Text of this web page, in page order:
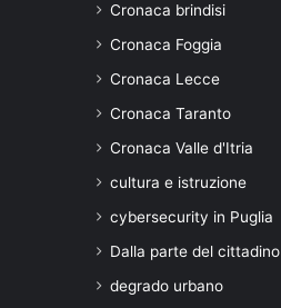
Cronaca brindisi
Cronaca Foggia
Cronaca Lecce
Cronaca Taranto
Cronaca Valle d'Itria
cultura e istruzione
cybersecurity in Puglia
Dalla parte del cittadino
degrado urbano